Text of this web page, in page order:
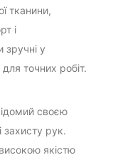
тканини,
і
зручні у
точних робіт.
своєю
захисту рук.
якістю